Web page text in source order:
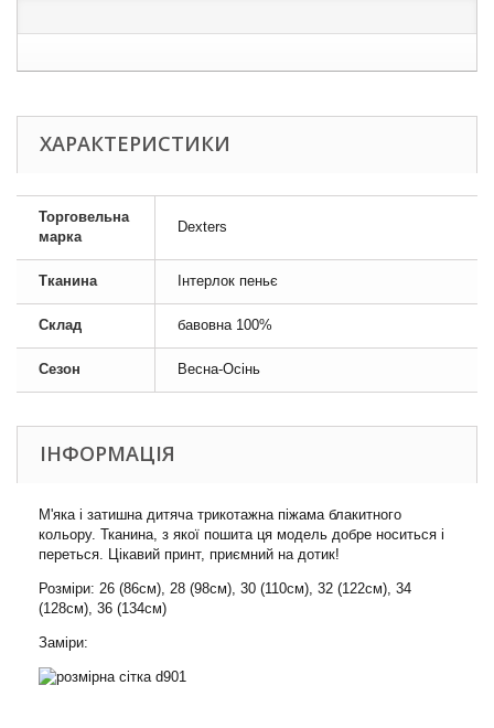
ХАРАКТЕРИСТИКИ
Торговельна
марка
Dexters
Тканина Інтерлок пеньє
Склад бавовна 100%
Сезон Весна-Осінь
ІНФОРМАЦІЯ
М'яка і затишна дитяча трикотажна піжама блакитного
кольору. Тканина, з якої пошита ця модель добре носиться і
переться. Цікавий принт, приємний на дотик!
Розміри: 26 (86см), 28 (98см), 30 (110см), 32 (122см), 34
(128см), 36 (134см)
Заміри: